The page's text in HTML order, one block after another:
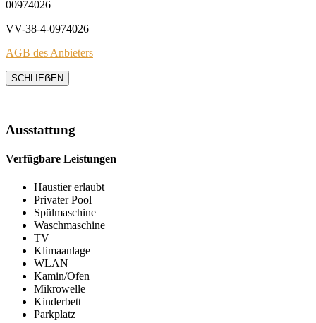
00974026
VV-38-4-0974026
AGB des Anbieters
SCHLIEẞEN
Ausstattung
Verfügbare Leistungen
Haustier erlaubt
Privater Pool
Spülmaschine
Waschmaschine
TV
Klimaanlage
WLAN
Kamin/Ofen
Mikrowelle
Kinderbett
Parkplatz